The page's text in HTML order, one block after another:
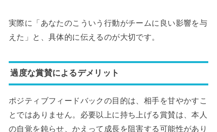
実際に「あなたのこういう行動がチームに良い影響を与
えた」と、具体的に伝えるのが大切です。
過度な賞賛によるデメリット
ポジティブフィードバックの目的は、相手を甘やかすこ
とではありません。必要以上に持ち上げる賞賛は、本人
の自覚を鈍らせ、かえって成長を阻害する可能性があり